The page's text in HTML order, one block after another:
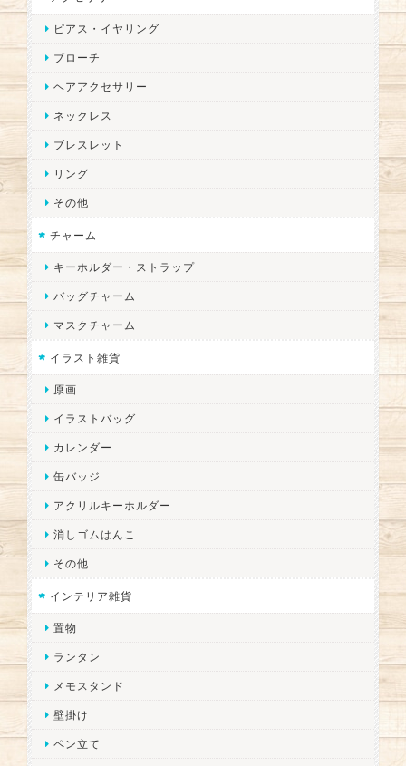
ピアス・イヤリング
ブローチ
ヘアアクセサリー
ネックレス
ブレスレット
リング
その他
チャーム
キーホルダー・ストラップ
バッグチャーム
マスクチャーム
イラスト雑貨
原画
イラストバッグ
カレンダー
缶バッジ
アクリルキーホルダー
消しゴムはんこ
その他
インテリア雑貨
置物
ランタン
メモスタンド
壁掛け
ペン立て